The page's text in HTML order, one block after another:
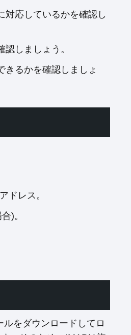
対応しているかを確認し
しましょう。
きるかを確認しましょ
ドレス。
)。
ルをダウンロードしてロ